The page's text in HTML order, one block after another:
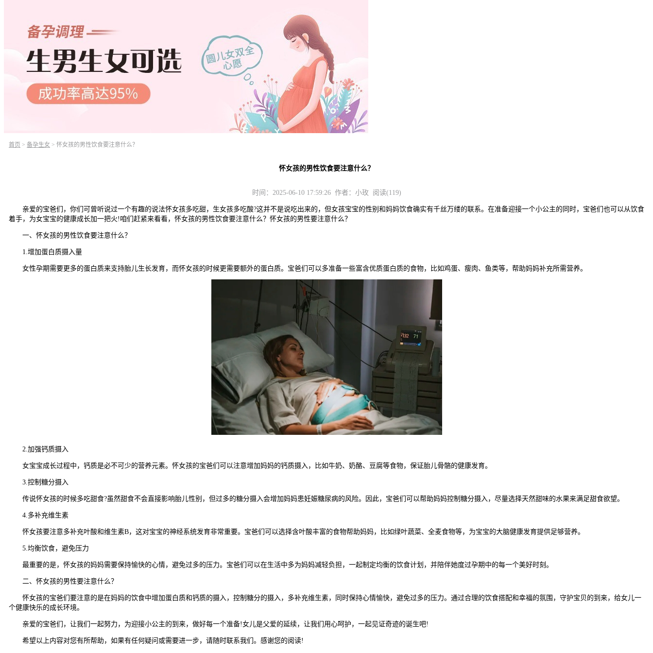
首页 > 备孕生女 > 怀女孩的男性饮食要注意什么？
怀女孩的男性饮食要注意什么？
时间：2025-06-10 17:59:26 作者：小玫 阅读(119)
亲爱的宝爸们，你们可曾听说过一个有趣的说法怀女孩多吃甜，生女孩多吃酸?这并不是说吃出来的，但女孩宝宝的性别和妈妈饮食确实有千丝万缕的联系。在准备迎接一个小公主的同时，宝爸们也可以从饮食
着手，为女宝宝的健康成长加一把火!咱们赶紧来看看，怀女孩的男性饮食要注意什么？怀女孩的男性要注意什么？
一、怀女孩的男性饮食要注意什么？
1.增加蛋白质摄入量
女性孕期需要更多的蛋白质来支持胎儿生长发育，而怀女孩的时候更需要额外的蛋白质。宝爸们可以多准备一些富含优质蛋白质的食物，比如鸡蛋、瘦肉、鱼类等，帮助妈妈补充所需营养。
2.加强钙质摄入
女宝宝成长过程中，钙质是必不可少的营养元素。怀女孩的宝爸们可以注意增加妈妈的钙质摄入，比如牛奶、奶酪、豆腐等食物，保证胎儿骨骼的健康发育。
3.控制糖分摄入
传说怀女孩的时候多吃甜食?虽然甜食不会直接影响胎儿性别，但过多的糖分摄入会增加妈妈患妊娠糖尿病的风险。因此，宝爸们可以帮助妈妈控制糖分摄入，尽量选择天然甜味的水果来满足甜食欲望。
4.多补充维生素
怀女孩要注意多补充叶酸和维生素B，这对宝宝的神经系统发育非常重要。宝爸们可以选择含叶酸丰富的食物帮助妈妈，比如绿叶蔬菜、全麦食物等，为宝宝的大脑健康发育提供足够营养。
5.均衡饮食，避免压力
最重要的是，怀女孩的妈妈需要保持愉快的心情，避免过多的压力。宝爸们可以在生活中多为妈妈减轻负担，一起制定均衡的饮食计划，并陪伴她度过孕期中的每一个美好时刻。
二、怀女孩的男性要注意什么？
怀女孩的宝爸们要注意的是在妈妈的饮食中增加蛋白质和钙质的摄入，控制糖分的摄入，多补充维生素，同时保持心情愉快，避免过多的压力。通过合理的饮食搭配和幸福的氛围，守护宝贝的到来，给女儿一
个健康快乐的成长环境。
亲爱的宝爸们，让我们一起努力，为迎接小公主的到来，做好每一个准备!女儿是父爱的延续，让我们用心呵护，一起见证奇迹的诞生吧!
希望以上内容对您有所帮助，如果有任何疑问或需要进一步，请随时联系我们。感谢您的阅读!